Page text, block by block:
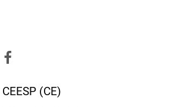
CEESP (CE)